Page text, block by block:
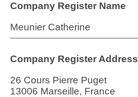
Company Register Name
Meunier Catherine
Company Register Address
26 Cours Pierre Puget
13006 Marseille, France